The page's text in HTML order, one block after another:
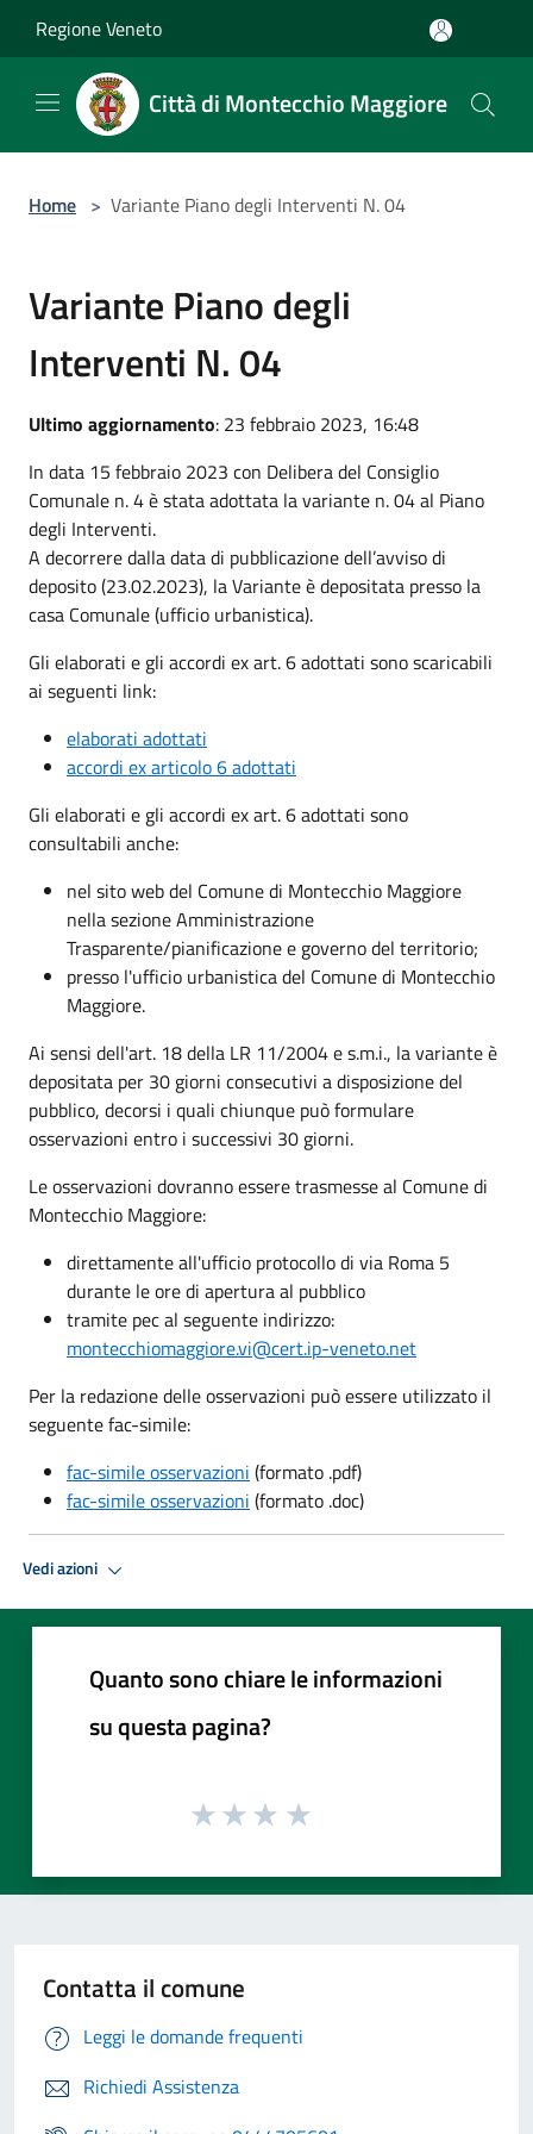
Regione Veneto
Città di Montecchio Maggiore
Home > Variante Piano degli Interventi N. 04
Variante Piano degli
Interventi N. 04
Ultimo aggiornamento: 23 febbraio 2023, 16:48
In data 15 febbraio 2023 con Delibera del Consiglio
Comunale n. 4 è stata adottata la variante n. 04 al Piano
degli Interventi.
A decorrere dalla data di pubblicazione dell’avviso di
deposito (23.02.2023), la Variante è depositata presso la
casa Comunale (ufficio urbanistica).
Gli elaborati e gli accordi ex art. 6 adottati sono scaricabili
ai seguenti link:
elaborati adottati
accordi ex articolo 6 adottati
Gli elaborati e gli accordi ex art. 6 adottati sono
consultabili anche:
nel sito web del Comune di Montecchio Maggiore
nella sezione Amministrazione
Trasparente/pianificazione e governo del territorio;
presso l'ufficio urbanistica del Comune di Montecchio
Maggiore.
Ai sensi dell'art. 18 della LR 11/2004 e s.m.i., la variante è
depositata per 30 giorni consecutivi a disposizione del
pubblico, decorsi i quali chiunque può formulare
osservazioni entro i successivi 30 giorni.
Le osservazioni dovranno essere trasmesse al Comune di
Montecchio Maggiore:
direttamente all'ufficio protocollo di via Roma 5
durante le ore di apertura al pubblico
tramite pec al seguente indirizzo:
montecchiomaggiore.vi@cert.ip-veneto.net
Per la redazione delle osservazioni può essere utilizzato il
seguente fac-simile:
fac-simile osservazioni (formato .pdf)
fac-simile osservazioni (formato .doc)
Vedi azioni
Quanto sono chiare le informazioni
su questa pagina?
Contatta il comune
Leggi le domande frequenti
Richiedi Assistenza